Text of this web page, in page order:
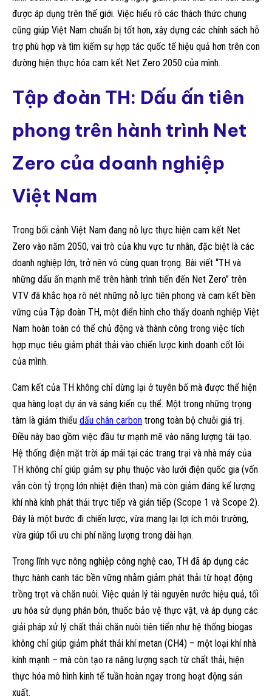
được áp dụng trên thế giới. Việc hiểu rõ các thách thức chung
cũng giúp Việt Nam chuẩn bị tốt hơn, xây dựng các chính sách hỗ
trợ phù hợp và tìm kiếm sự hợp tác quốc tế hiệu quả hơn trên con
đường hiện thực hóa cam kết Net Zero 2050 của mình.
Tập đoàn TH: Dấu ấn tiên
phong trên hành trình Net
Zero của doanh nghiệp
Việt Nam
Trong bối cảnh Việt Nam đang nỗ lực thực hiện cam kết Net
Zero vào năm 2050, vai trò của khu vực tư nhân, đặc biệt là các
doanh nghiệp lớn, trở nên vô cùng quan trọng. Bài viết “TH và
những dấu ấn mạnh mẽ trên hành trình tiến đến Net Zero” trên
VTV đã khắc họa rõ nét những nỗ lực tiên phong và cam kết bền
vững của Tập đoàn TH, một điển hình cho thấy doanh nghiệp Việt
Nam hoàn toàn có thể chủ động và thành công trong việc tích
hợp mục tiêu giảm phát thải vào chiến lược kinh doanh cốt lõi
của mình.
Cam kết của TH không chỉ dừng lại ở tuyên bố mà được thể hiện
qua hàng loạt dự án và sáng kiến cụ thể. Một trong những trọng
tâm là giảm thiểu dấu chân carbon trong toàn bộ chuỗi giá trị.
Điều này bao gồm việc đầu tư mạnh mẽ vào năng lượng tái tạo.
Hệ thống điện mặt trời áp mái tại các trang trại và nhà máy của
TH không chỉ giúp giảm sự phụ thuộc vào lưới điện quốc gia (vốn
vẫn còn tỷ trọng lớn nhiệt điện than) mà còn giảm đáng kể lượng
khí nhà kính phát thải trực tiếp và gián tiếp (Scope 1 và Scope 2).
Đây là một bước đi chiến lược, vừa mang lại lợi ích môi trường,
vừa giúp tối ưu chi phí năng lượng trong dài hạn.
Trong lĩnh vực nông nghiệp công nghệ cao, TH đã áp dụng các
thực hành canh tác bền vững nhằm giảm phát thải từ hoạt động
trồng trọt và chăn nuôi. Việc quản lý tài nguyên nước hiệu quả, tối
ưu hóa sử dụng phân bón, thuốc bảo vệ thực vật, và áp dụng các
giải pháp xử lý chất thải chăn nuôi tiên tiến như hệ thống biogas
không chỉ giúp giảm phát thải khí metan (CH4) – một loại khí nhà
kính mạnh – mà còn tạo ra năng lượng sạch từ chất thải, hiện
thực hóa mô hình kinh tế tuần hoàn ngay trong hoạt động sản
xuất.